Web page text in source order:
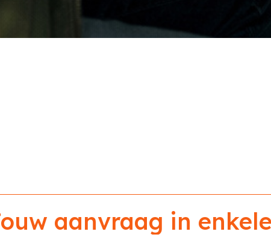
aanvraag in